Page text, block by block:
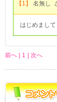
【1】 名無し
はじめまし
前へ | 1 | 次へ